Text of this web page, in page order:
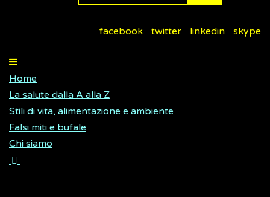
facebook twitter linkedin skype
Home
La salute dalla A alla Z
Stili di vita, alimentazione e ambiente
Falsi miti e bufale
Chi siamo